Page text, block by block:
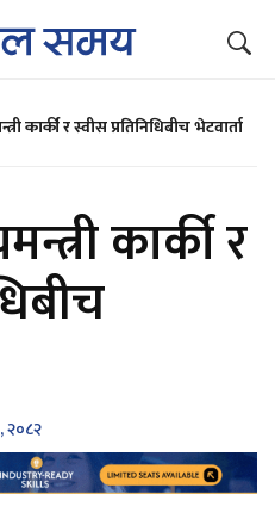
कार्की र स्वीस प्रतिनिधिबीच भेटवार्ता
कार्की र